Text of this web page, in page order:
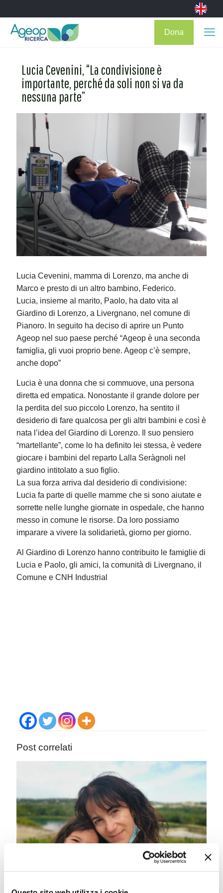
Dona
Lucia Cevenini, “La condivisione è
importante, perché da soli non si va da
nessuna parte”
Lucia Cevenini, mamma di Lorenzo, ma anche di
Marco e presto di un altro bambino, Federico.
Lucia, insieme al marito, Paolo, ha dato vita al
Giardino di Lorenzo, a Livergnano, nel comune di
Pianoro. In seguito ha deciso di aprire un Punto
Ageop nel suo paese perché “Ageop è una seconda
famiglia, gli vuoi proprio bene. Ageop c’è sempre,
anche dopo”
Lucia è una donna che si commuove, una persona
diretta ed empatica. Nonostante il grande dolore per
la perdita del suo piccolo Lorenzo, ha sentito il
desiderio di fare qualcosa per gli altri bambini e così è
nata l’idea del Giardino di Lorenzo. Il suo pensiero
“martellante”, come lo ha definito lei stessa, è vedere
giocare i bambini del reparto Lalla Seràgnoli nel
giardino intitolato a suo figlio.
La sua forza arriva dal desiderio di condivisione:
Lucia fa parte di quelle mamme che si sono aiutate e
sorrette nelle lunghe giornate in ospedale, che hanno
messo in comune le risorse. Da loro possiamo
imparare a vivere la solidarietà, giorno per giorno.
Al Giardino di Lorenzo hanno contribuito le famiglie di
Lucia e Paolo, gli amici, la comunità di Livergnano, il
Comune e CNH Industrial
Post correlati